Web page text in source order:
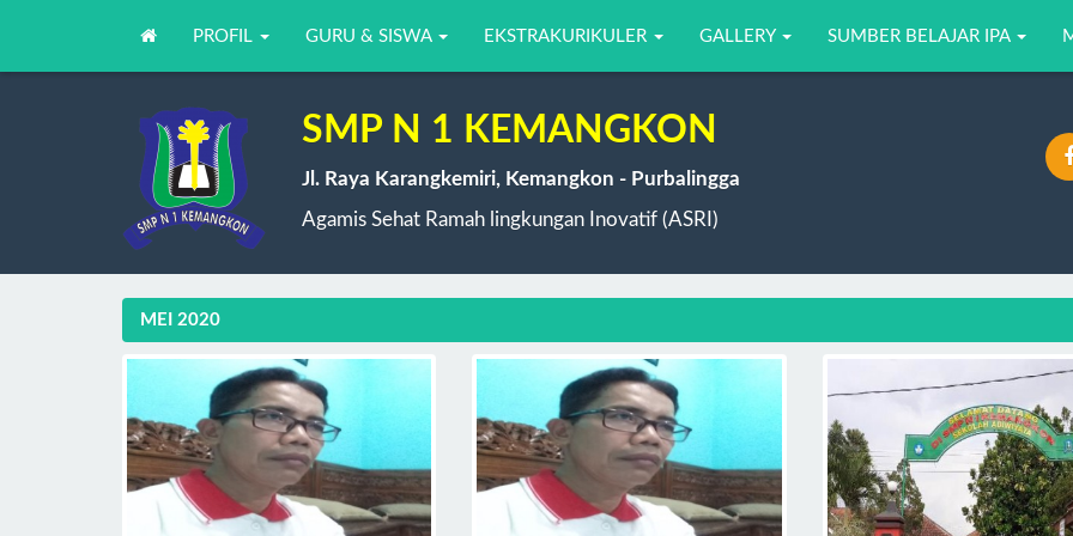
PROFIL GURU & SISWA EKSTRAKURIKULER GALLERY SUMBER BELAJAR IPA
SMP N 1 KEMANGKON
Jl. Raya Karangkemiri, Kemangkon - Purbalingga
Agamis Sehat Ramah lingkungan Inovatif (ASRI)
MEI 2020